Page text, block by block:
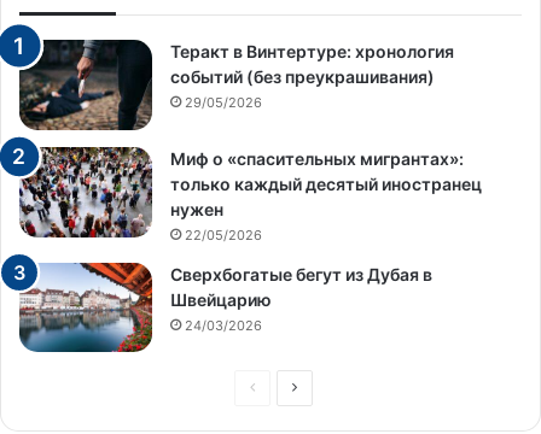
Теракт в Винтертуре: хронология
событий (без преукрашивания)
29/05/2026
Миф о «спасительных мигрантах»:
только каждый десятый иностранец
нужен
22/05/2026
Сверхбогатые бегут из Дубая в
Швейцарию
24/03/2026
Предыдущая
Следующая